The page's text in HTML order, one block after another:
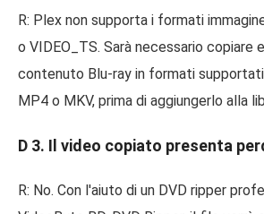
R: Plex non supporta i formati
o VIDEO_TS. Sarà necessario copiare
contenuto Blu-ray in formati
MP4 o MKV, prima di aggiungerlo alla
D 3. Il video copiato presenta
R: No. Con l'aiuto di un DVD ripper